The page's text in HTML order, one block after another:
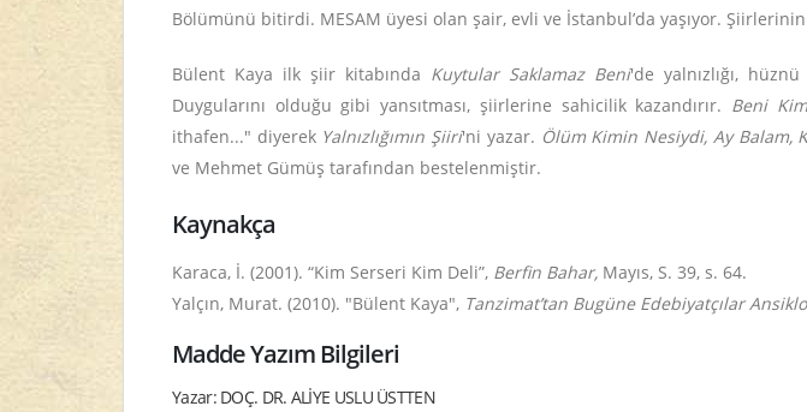
Bölümünü bitirdi. MESAM üyesi olan şair, evli ve İstanbul’da yaşıyor.
Bülent Kaya ilk şiir kitabında Kuytular Saklamaz Beni'de yalnızlığı,
Duygularını olduğu gibi yansıtması, şiirlerine sahicilik kazandırır. Beni
ithafen..." diyerek Yalnızlığımın Şiiri'ni yazar. Ölüm Kimin Nesiydi, Ay Balam,
ve Mehmet Gümüş tarafından bestelenmiştir.
Kaynakça
Karaca, İ. (2001). “Kim Serseri Kim Deli”, Berfin Bahar, Mayıs, S. 39, s. 64.
Yalçın, Murat. (2010). "Bülent Kaya", Tanzimat’tan Bugüne Edebiyatçılar
Madde Yazım Bilgileri
Yazar: DOÇ. DR. ALİYE USLU ÜSTTEN